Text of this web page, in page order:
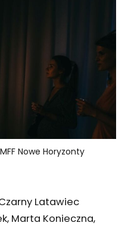
Nowe Horyzonty
Latawiec
Marta Konieczna,